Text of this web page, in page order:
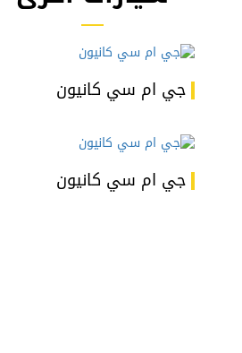
جي ام سي كانيون
جي ام سي كانيون